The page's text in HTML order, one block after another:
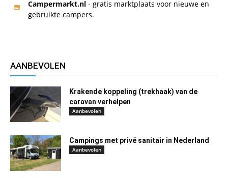
Campermarkt.nl - gratis marktplaats voor nieuwe en
gebruikte campers.
AANBEVOLEN
Krakende koppeling (trekhaak) van de
caravan verhelpen
Aanbevolen
Campings met privé sanitair in Nederland
Aanbevolen